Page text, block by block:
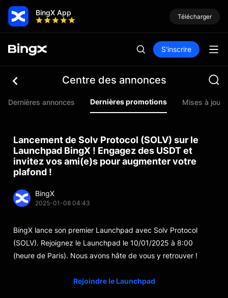
BingX App Télécharger
S'inscrire
Centre des annonces
Dernières annonces Dernières promotions Mises à jour
Lancement de Solv Protocol (SOLV) sur le
Launchpad BingX ! Engagez des USDT et
invitez vos ami(e)s pour augmenter votre
plafond !
BingX
2025-01-08 04:43
BingX lance son premier Launchpad avec Solv Protocol
(SOLV). Rejoignez le Launchpad le 10/01/2025 à 8:00
(heure de Paris). Nous avons hâte de vous y retrouver !
Rejoindre le Launchpad